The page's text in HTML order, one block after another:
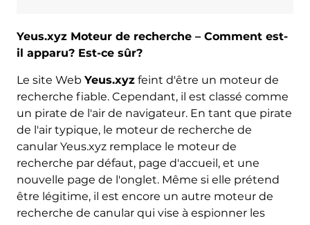
Yeus.xyz Moteur de recherche – Comment est-
il apparu? Est-ce sûr?
Le site Web Yeus.xyzfeint d'être un moteur de
recherche fiable. Cependant, il est classé comme
un pirate de l'air de navigateur. En tant que pirate
de l'air typique, le moteur de recherche de
canular Yeus.xyz remplace le moteur de
recherche par défaut, page d'accueil, et une
nouvelle page de l'onglet. Même si elle prétend
être légitime, il est encore un autre moteur de
recherche de canular qui vise à espionner les